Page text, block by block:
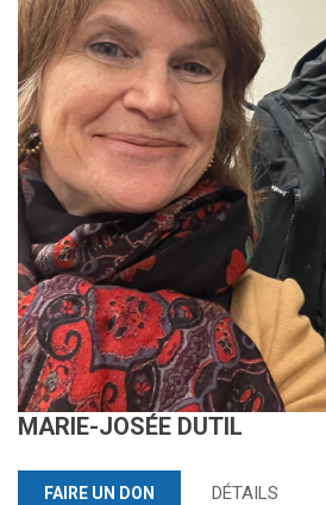
MARIE-JOSÉE DUTIL
FAIRE UN DON DÉTAILS